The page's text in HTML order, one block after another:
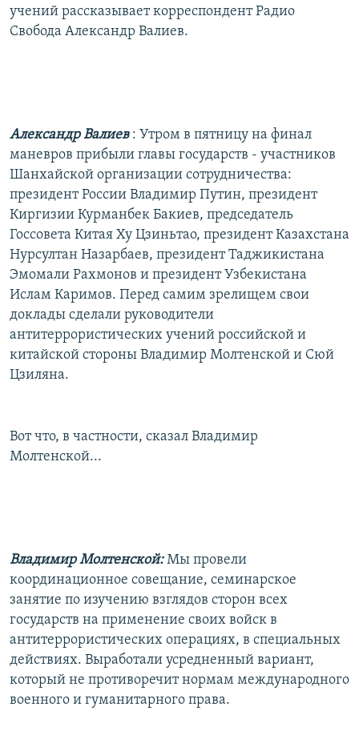
учений рассказывает корреспондент Радио
Свобода Александр Валиев.
Александр Валиев : Утром в пятницу на финал
маневров прибыли главы государств - участников
Шанхайской организации сотрудничества:
президент России Владимир Путин, президент
Киргизии Курманбек Бакиев, председатель
Госсовета Китая Ху Цзиньтао, президент Казахстана
Нурсултан Назарбаев, президент Таджикистана
Эмомали Рахмонов и президент Узбекистана
Ислам Каримов. Перед самим зрелищем свои
доклады сделали руководители
антитеррористических учений российской и
китайской стороны Владимир Молтенской и Сюй
Цзиляна.
Вот что, в частности, сказал Владимир
Молтенской...
Владимир Молтенской: Мы провели
координационное совещание, семинарское
занятие по изучению взглядов сторон всех
государств на применение своих войск в
антитеррористических операциях, в специальных
действиях. Выработали усредненный вариант,
который не противоречит нормам международного
военного и гуманитарного права.